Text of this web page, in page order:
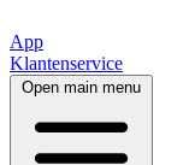
App
Klantenservice
Open main menu